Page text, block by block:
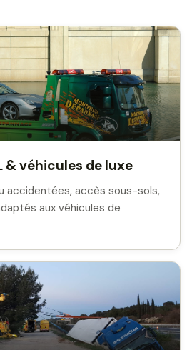
& véhicules de luxe
accidentées, accès sous-sols,
aux véhicules de